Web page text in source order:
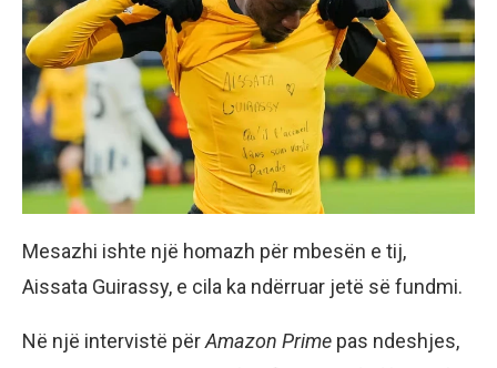
Mesazhi ishte një homazh për mbesën e tij,
Aissata Guirassy, e cila ka ndërruar jetë së fundmi.
Në një intervistë përAmazon Prime pas ndeshjes,